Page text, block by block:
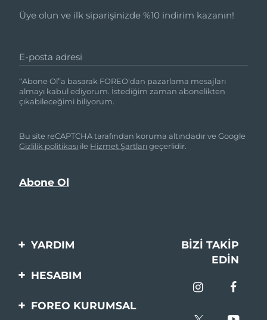
Üye olun ve ilk siparişinizde %10 indirim kazanın!
E-posta adresi
“Abone Ol”a basarak FOREO'dan pazarlama mesajları
almayı kabul ediyorum. İstediğim zaman abonelikten
çıkabileceğimi biliyorum.
Bu site reCAPTCHA tarafından koruma altındadır ve Google
Gizlilik politikası ile Hizmet Şartlarıgeçerlidir.
YARDIM
Bi̇zi̇mle İleti̇şi̇me Geçi̇n
BIZI TAKIP
EDIN
HESABIM
Ürün Kaydı
FOREO KURUMSAL